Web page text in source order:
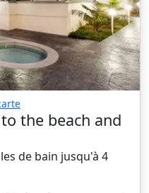
the beach and
de bain jusqu'à 4